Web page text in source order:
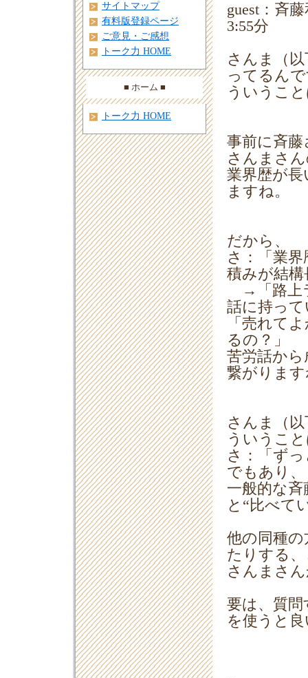
guest：斉
3:55分
さんま（
ってるん
ういうこ
事前に斉
さんまさ
業界歴が
ますね。
だから、
さ：「業
積みが結
→「路上
話に持っ
「売れて
るの？」
苦労話か
繋がりま
さんま（
ういうこ
さ：「ず
でもあり、
一般的な
と“比べて
他の同種
たりする
さんまさ
要は、質
を使うと
サイトマップ
有料版登録ページ
ご意見・ご感想
トーク力 HOME
■ ホーム ■
トーク力 HOME